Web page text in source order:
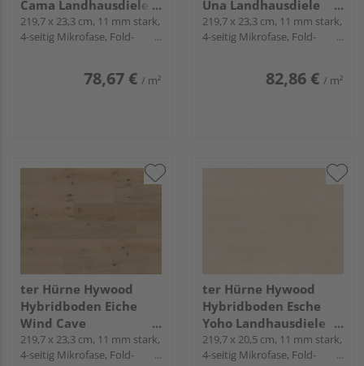
Cama Landhausdiele
lackiert extramatt
natürlich - CLASSIC
219,7 x 23,3 cm, 11 mm stark,
4-seitig Mikrofase, Fold-
78,67 € / m²
Una Landhausdiele
lackiert extramatt
ruhig - CLASSIC
219,7 x 23,3 cm, 11 mm stark,
4-seitig Mikrofase, Fold-
82,86 € / m²
ter Hürne Hywood
Hybridboden Eiche
Wind Cave
Landhausdiele lackiert
extramatt lebhaft -
219,7 x 23,3 cm, 11 mm stark,
4-seitig Mikrofase, Fold-
ter Hürne Hywood
Hybridboden Esche
Yoho Landhausdiele
lackiert extramatt
ruhig - CLASSIC
219,7 x 20,5 cm, 11 mm stark,
4-seitig Mikrofase, Fold-